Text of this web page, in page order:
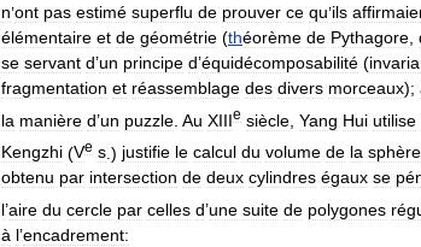
n’ont pas estimé superflu de prouver ce qu’ils
élémentaire et de géométrie (théorème de Pythagore
se servant d’un principe d’équidécomposabilité (
fragmentation et réassemblage des divers morceaux);
la manière d’un puzzle Au XIIIe siècle Yang Hui utilise
Kengzhi (Ve s .) justifie le calcul du volume de la sphère
obtenu par intersection de deux cylindres égaux se
l’aire du cercle par celles d’une suite de polygones
à l’encadrement: